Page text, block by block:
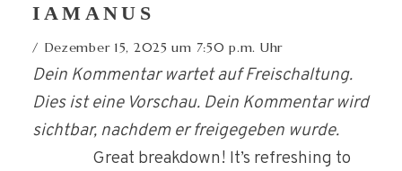
IAMANUS
Dezember 15, 2025 um 7:50 p.m. Uhr
Dein Kommentar wartet auf Freischaltung.
Dies ist eine Vorschau. Dein Kommentar wird
sichtbar, nachdem er freigegeben wurde.
Great breakdown! It’s refreshing to